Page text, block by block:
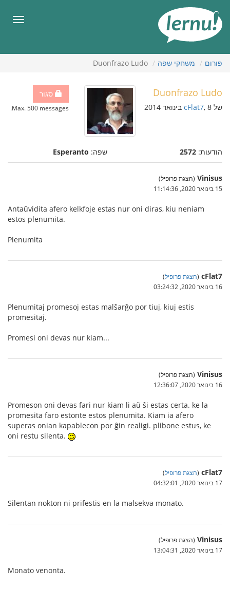
העניינים
פורום משחקי שפה Duonfrazo Ludo
סגור
Max. 500 messages.
Duonfrazo Ludo
של cFlat7, 8 בינואר 2014
הודעות: 2572 שפה: Esperanto
Vinisus (הצגת פרופיל)
15 בינואר 2020, 11:14:36
Antaŭvidita afero kelkfoje estas nur oni diras, kiu neniam
estos plenumita.
Plenumita
cFlat7
(הצגת פרופיל)
16 בינואר 2020, 03:24:32
Plenumitaj promesoj estas malŝarĝo por tiuj, kiuj estis
promesitaj.
Promesi oni devas nur kiam...
Vinisus (הצגת פרופיל)
16 בינואר 2020, 12:36:07
Promeson oni devas fari nur kiam li aŭ ŝi estas certa. ke la
promesita faro estonte estos plenumita. Kiam ia afero
superas onian kapablecon por ĝin realigi. plibone estus, ke
oni restu silenta.
cFlat7
(הצגת פרופיל)
17 בינואר 2020, 04:32:01
Silentan nokton ni prifestis en la malsekva monato.
Vinisus (הצגת פרופיל)
17 בינואר 2020, 13:04:31
Monato venonta.